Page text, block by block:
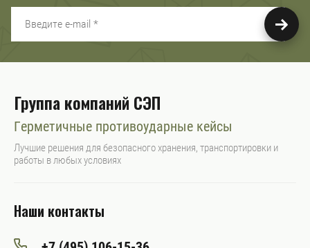
Группа компаний СЭП
Герметичные противоударные кейсы
Лучшие решения для безопасного хранения, транспортировки и
работы в любых условиях
Наши контакты